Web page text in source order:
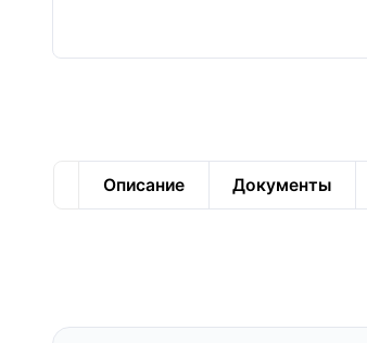
Описание Документы